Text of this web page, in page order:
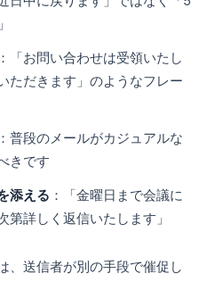
：「お問い合わせは受領いたし
ただきます」のようなフレー
：普段のメールがカジュアルな
きです
添える ：「金曜日まで会議に
第詳しく返信いたします」
、送信者が別の手段で催促し